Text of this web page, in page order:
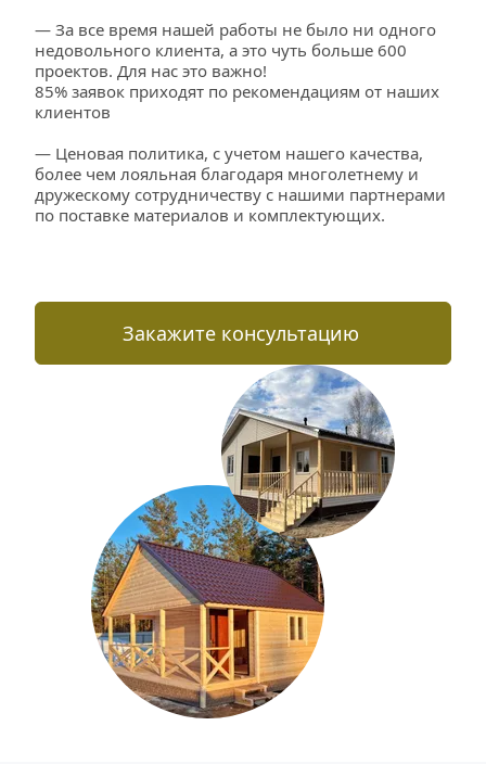
— За все время нашей работы не было ни одного
недовольного клиента, а это чуть больше 600
проектов. Для нас это важно!
85% заявок приходят по рекомендациям от наших
клиентов
— Ценовая политика, с учетом нашего качества,
более чем лояльная благодаря многолетнему и
дружескому сотрудничеству с нашими партнерами
по поставке материалов и комплектующих.
Закажите консультацию